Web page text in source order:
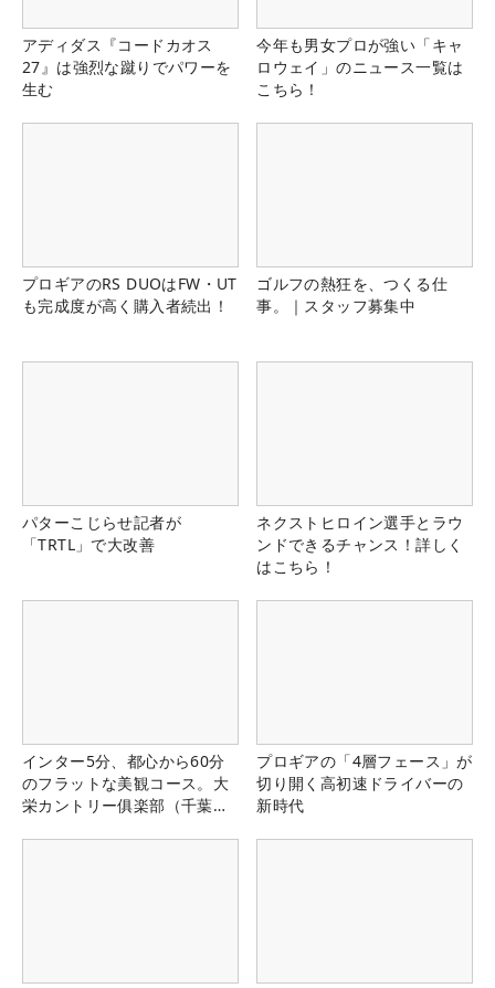
アディダス『コードカオス
27』は強烈な蹴りでパワーを
生む
今年も男女プロが強い「キャ
ロウェイ」のニュース一覧は
こちら！
プロギアのRS DUOはFW・UT
も完成度が高く購入者続出！
ゴルフの熱狂を、つくる仕
事。｜スタッフ募集中
パターこじらせ記者が
「TRTL」で大改善
ネクストヒロイン選手とラウ
ンドできるチャンス！詳しく
はこちら！
インター5分、都心から60分
のフラットな美観コース。大
栄カントリー俱楽部（千葉
プロギアの「4層フェース」が
切り開く高初速ドライバーの
新時代